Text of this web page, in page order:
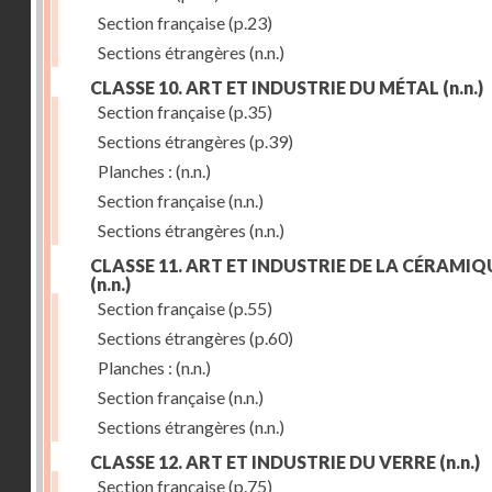
Section française(p.23)
Sections étrangères (n.n.)
CLASSE 10. ART ET INDUSTRIE DU MÉTAL (n.n.)
Section française(p.35)
Sections étrangères (p.39)
Planches : (n.n.)
Section française(n.n.)
Sections étrangères (n.n.)
CLASSE 11. ART ET INDUSTRIE DE LA
(n.n.)
Section française(p.55)
Sections étrangères (p.60)
Planches : (n.n.)
Section française(n.n.)
Sections étrangères (n.n.)
CLASSE 12. ART ET INDUSTRIE DU VERRE (n.n.)
Section française(p.75)